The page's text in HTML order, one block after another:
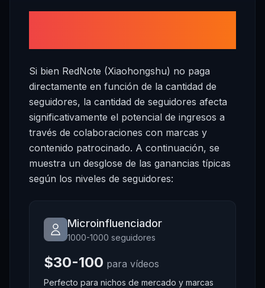
Si bien RedNote (Xiaohongshu) no paga
directamente en función de la cantidad de
seguidores, la cantidad de seguidores afecta
significativamente el potencial de ingresos a
través de colaboraciones con marcas y
contenido patrocinado. A continuación, se
muestra un desglose de las ganancias típicas
según los niveles de seguidores:
Microinfluenciador
1000-1000 seguidores
$30-100 para vídeos
Perfecto para nichos de mercado y marcas